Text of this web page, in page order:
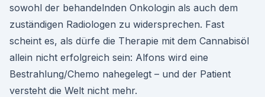
sowohl der behandelnden Onkologin als auch dem
zuständigen Radiologen zu widersprechen. Fast
scheint es, als dürfe die Therapie mit dem Cannabisöl
allein nicht erfolgreich sein: Alfons wird eine
Bestrahlung/Chemo nahegelegt – und der Patient
versteht die Welt nicht mehr.